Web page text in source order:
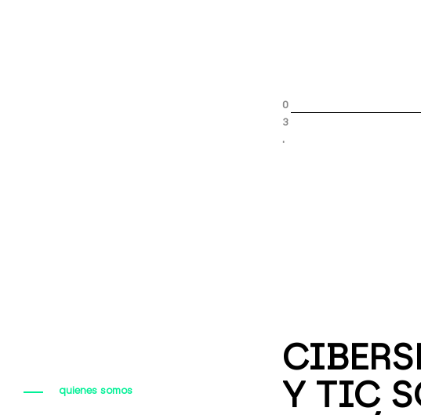
0
3
.
quienes somos
Y TIC